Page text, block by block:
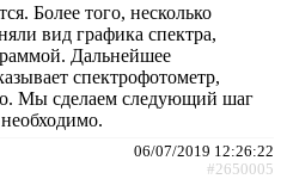
Более того, несколько
вид графика спектра,
Дальнейшее
спектрофотометр,
Мы сделаем следующий шаг
06/07/2019 12:26:22
#2650005